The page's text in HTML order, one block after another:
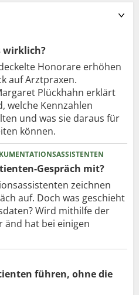
wirklich?
Honorare erhöhen
auf Arztpraxen.
Plückhahn erklärt
welche Kennzahlen
und was sie daraus für
können.
Gespräch mit?
zeichnen
auf. Doch was geschieht
Wird mithilfe der
änd hat bei einigen
führen, ohne die